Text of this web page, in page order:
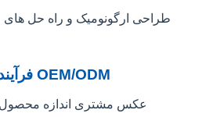
طراحی ارگونومیک و راه حل های
فرآیند سفارشی سازی OEM/ODM
عکس مشتری اندازه محصول